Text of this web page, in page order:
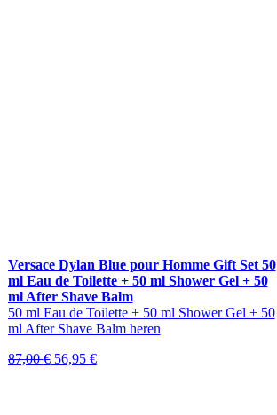
Versace Dylan Blue pour Homme Gift Set 50
ml Eau de Toilette + 50 ml Shower Gel + 50
ml After Shave Balm
50 ml Eau de Toilette + 50 ml Shower Gel + 50
ml After Shave Balm heren
87,00€ Oorspronkelijke
56,95 €Huidige